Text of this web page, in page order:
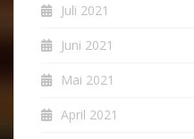
Juli 2021
Juni 2021
Mai 2021
April 2021